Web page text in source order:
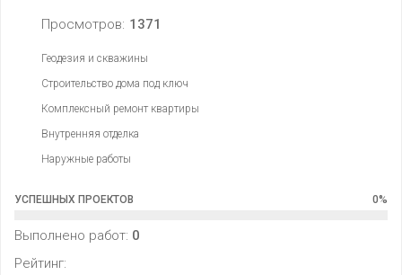
Просмотров: 1371
Геодезия и скважины
Строительство дома под ключ
Комплексный ремонт квартиры
Внутренняя отделка
Наружные работы
УСПЕШНЫХ ПРОЕКТОВ 0%
Выполнено работ: 0
Рейтинг: